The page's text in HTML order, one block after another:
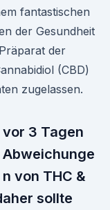
fantastischen
der Gesundheit
der
(CBD)
zugelassen.
vor 3 Tagen
Abweichunge
n von THC &
sollte